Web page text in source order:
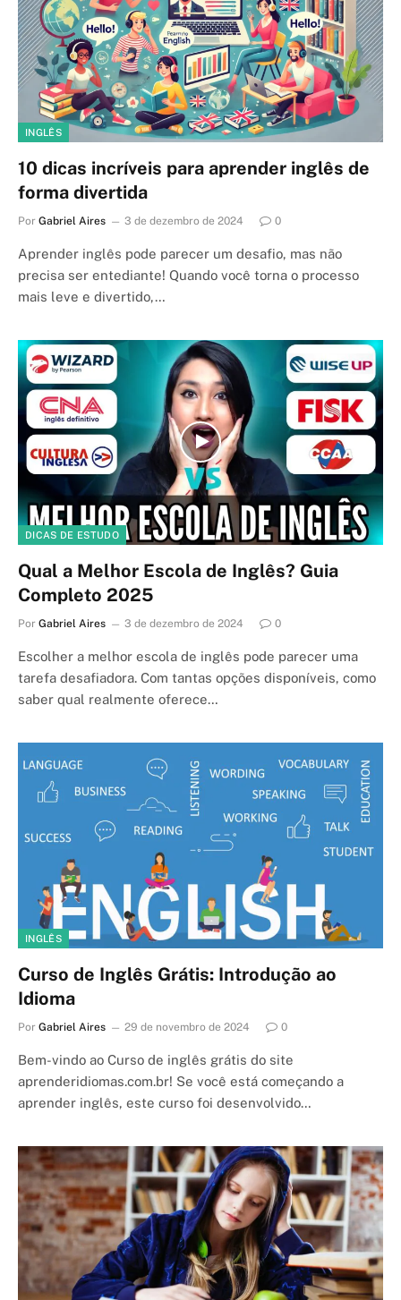
INGLÊS
10 dicas incríveis para aprender inglês de
forma divertida
Por Gabriel Aires 3 de dezembro de 2024 0
Aprender inglês pode parecer um desafio, mas não
precisa ser entediante! Quando você torna o processo
mais leve e divertido,…
DICAS DE ESTUDO
Qual a Melhor Escola de Inglês? Guia
Completo 2025
Por Gabriel Aires 3 de dezembro de 2024 0
Escolher a melhor escola de inglês pode parecer uma
tarefa desafiadora. Com tantas opções disponíveis, como
saber qual realmente oferece…
INGLÊS
Curso de Inglês Grátis: Introdução ao
Idioma
Por Gabriel Aires 29 de novembro de 2024 0
Bem-vindo ao Curso de inglês grátis do site
aprenderidiomas.com.br! Se você está começando a
aprender inglês, este curso foi desenvolvido…